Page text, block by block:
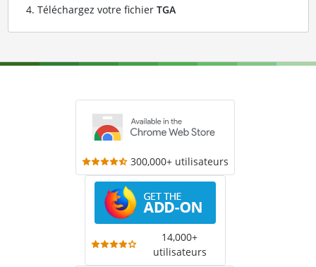
Téléchargez votre fichier TGA
300,000+ utilisateurs
14,000+
utilisateurs